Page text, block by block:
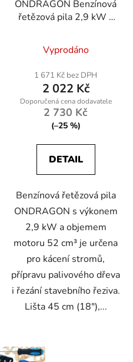
ONDRAGON Benzínová
řetězová pila 2,9 kW –
cm³, mega výbava
hodnocení
produktu
je
5,0
z
Vyprodáno
1 671 Kč bez DPH
2 022 Kč
2 730 Kč
(–25 %)
DETAIL
Benzínová řetězová pila
ONDRAGON s výkonem
2,9 kW a objemem
motoru 52 cm³ je určena
pro kácení stromů,
přípravu palivového dřeva
i řezání stavebního řeziva.
Lišta 45 cm (18"),...